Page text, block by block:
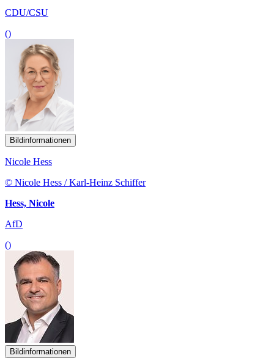
CDU/CSU
()
Bildinformationen
Nicole Hess
© Nicole Hess / Karl-Heinz Schiffer
Hess, Nicole
AfD
()
Bildinformationen